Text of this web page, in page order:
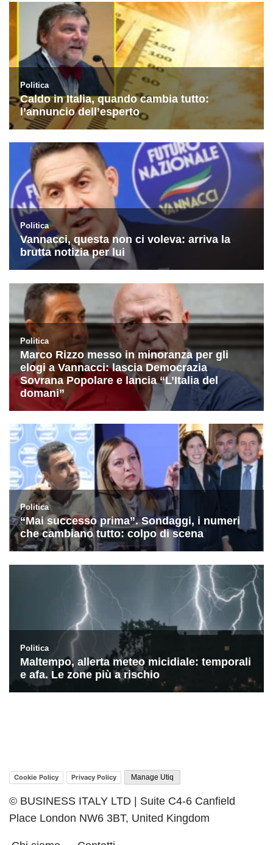
Cookie Policy Privacy Policy Manage Utiq
© BUSINESS ITALY LTD | Suite C4-6 Canfield
Place London NW6 3BT, United Kingdom